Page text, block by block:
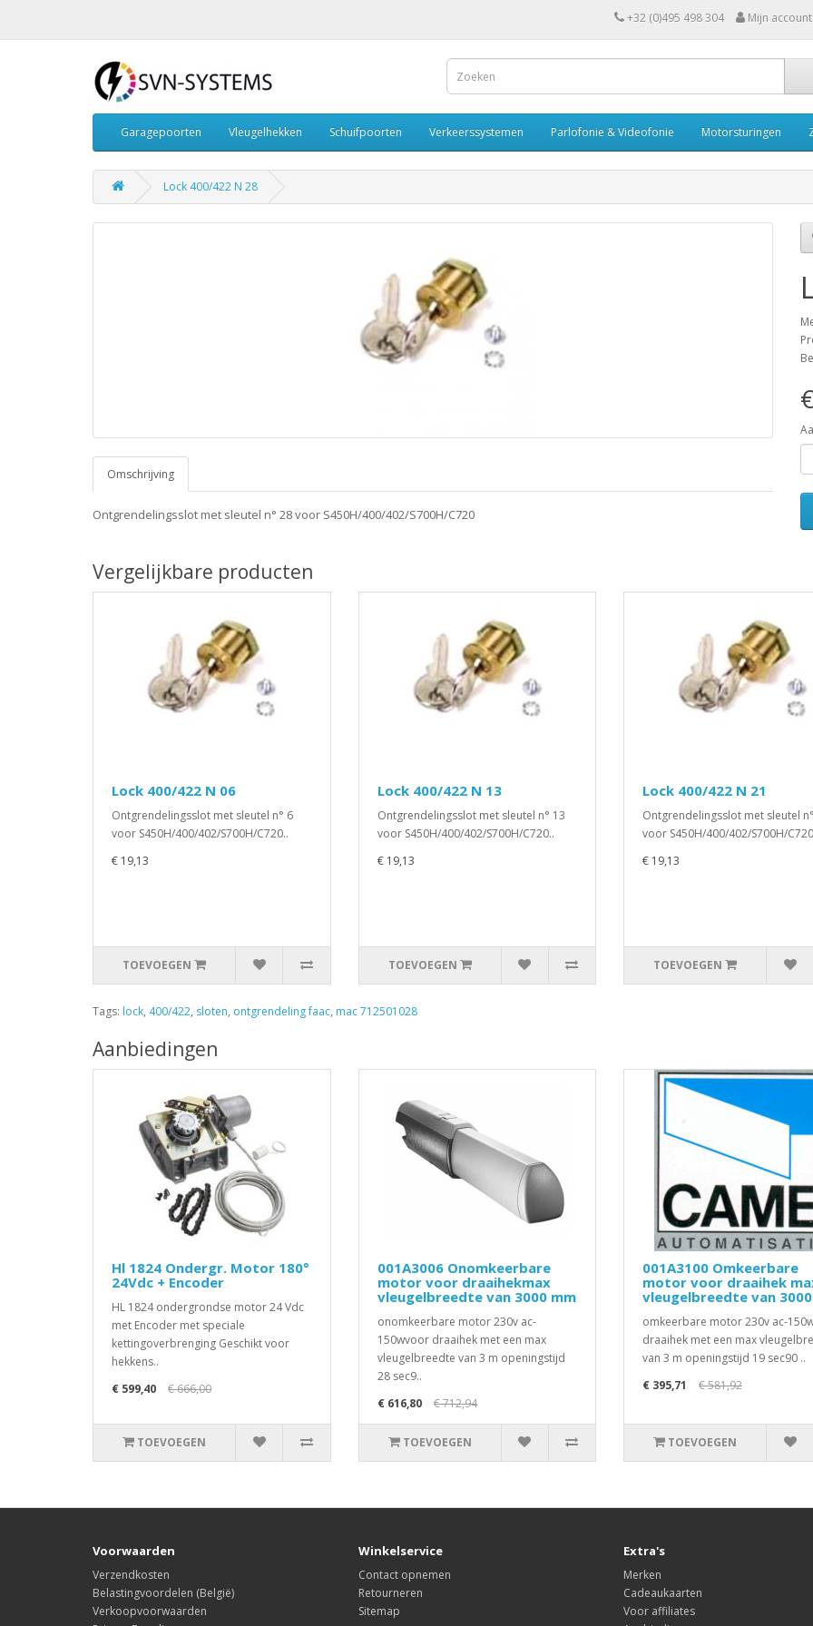
+32 (0)495 498 304 Mijn account
Garagepoorten Vleugelhekken Schuifpoorten Verkeerssystemen Parlofonie & Videofonie Motorsturingen
Lock 400/422 N 28
Omschrijving
Ontgrendelingsslot met sleutel n° 28 voor S450H/400/402/S700H/C720
Vergelijkbare producten
Lock 400/422 N 06
Ontgrendelingsslot met sleutel n° 6
voor S450H/400/402/S700H/C720..
€ 19,13
TOEVOEGEN
Lock 400/422 N 13
Ontgrendelingsslot met sleutel n° 13
voor S450H/400/402/S700H/C720..
€ 19,13
TOEVOEGEN
Lock 400/422 N 21
Ontgrendelingsslot met sleutel
voor S450H/400/402/S700H/
€ 19,13
TOEVOEGEN
Tags: lock, 400/422, sloten, ontgrendeling faac, mac 712501028
Aanbiedingen
Hl 1824 Ondergr. Motor 180°
24Vdc + Encoder
HL 1824 ondergrondse motor 24 Vdc
met Encoder met speciale
kettingoverbrenging Geschikt voor
hekkens..
€ 599,40
€ 666,00
TOEVOEGEN
001A3006 Onomkeerbare
motor voor draaihekmax
vleugelbreedte van 3000 mm
onomkeerbare motor 230v ac-
150wvoor draaihek met een max
vleugelbreedte van 3 m openingstijd
28 sec9..
€ 616,80
€ 712,94
TOEVOEGEN
001A3100 Omkeerbare
motor voor draaihek
vleugelbreedte van
omkeerbare motor 230v ac-
draaihek met een max
van 3 m openingstijd 19 sec90 ..
€ 395,71
€ 581,92
TOEVOEGEN
Voorwaarden
Verzendkosten
Belastingvoordelen (België)
Verkoopvoorwaarden
Winkelservice
Contact opnemen
Retourneren
Sitemap
Extra's
Merken
Cadeaukaarten
Voor affiliates